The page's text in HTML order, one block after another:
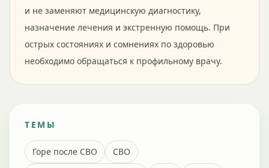
и не заменяют медицинскую диагностику,
назначение лечения и экстренную помощь. При
острых состояниях и сомнениях по здоровью
необходимо обращаться к профильному врачу.
ТЕМЫ
Горе после СВО
СВО